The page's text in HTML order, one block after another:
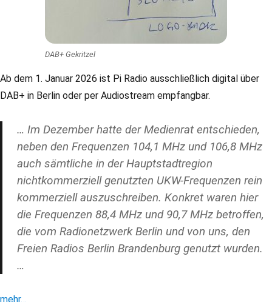
DAB+ Gekritzel
Ab dem 1. Januar 2026 ist Pi Radio ausschließlich digital über
DAB+ in Berlin oder per Audiostream empfangbar.
… Im Dezember hatte der Medienrat entschieden,
neben den Frequenzen 104,1 MHz und 106,8 MHz
auch sämtliche in der Hauptstadtregion
nichtkommerziell genutzten UKW-Frequenzen rein
kommerziell auszuschreiben. Konkret waren hier
die Frequenzen 88,4 MHz und 90,7 MHz betroffen,
die vom Radionetzwerk Berlin und von uns, den
Freien Radios Berlin Brandenburg genutzt wurden.
…
mehr…